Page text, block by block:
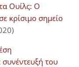
Ουίλς: Ο
κρίσιμο σημείο
του